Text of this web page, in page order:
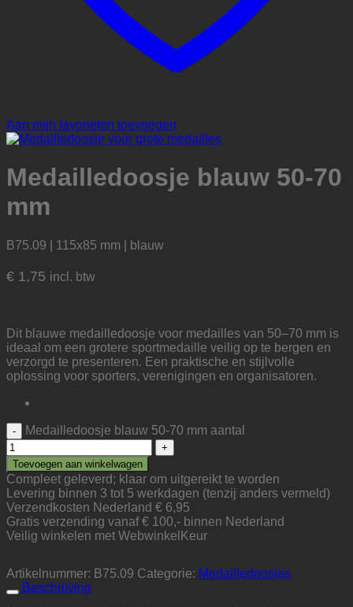
Aan mijn favorieten toevoegen
Medailledoosje blauw 50-70
mm
B75.09 | 115x85 mm | blauw
€ 1,75 incl. btw
Dit blauwe medailledoosje voor medailles van 50–70 mm is
ideaal om een grotere sportmedaille veilig op te bergen en
verzorgd te presenteren. Een praktische en stijlvolle
oplossing voor sporters, verenigingen en organisatoren.
Medailledoosje blauw 50-70 mm aantal
Toevoegen aan winkelwagen
Compleet geleverd; klaar om uitgereikt te worden
Levering binnen 3 tot 5 werkdagen (tenzij anders vermeld)
Verzendkosten Nederland € 6,95
Gratis verzending vanaf € 100,- binnen Nederland
Veilig winkelen met WebwinkelKeur
Artikelnummer: B75.09 Categorie: Medailledoosjes
Beschrijving